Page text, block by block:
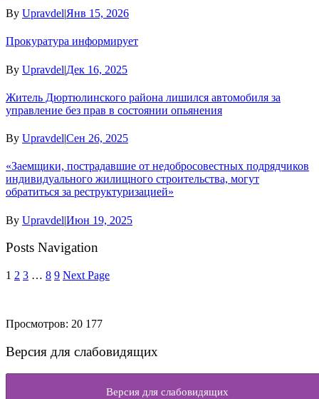
By Upravdel|Янв 15, 2026
Прокуратура информирует
By Upravdel|Дек 16, 2025
Житель Дюртюлинского района лишился автомобиля за
управление без прав в состоянии опьянения
By Upravdel|Сен 26, 2025
«Заемщики, пострадавшие от недобросовестных подрядчиков
индивидуального жилищного строительства, могут
обратиться за реструктуризацией»
By Upravdel|Июн 19, 2025
Posts Navigation
1 2 3 … 8 9 Next Page
Просмотров: 20 177
Версия для слабовидящих
Версия для слабовидящих